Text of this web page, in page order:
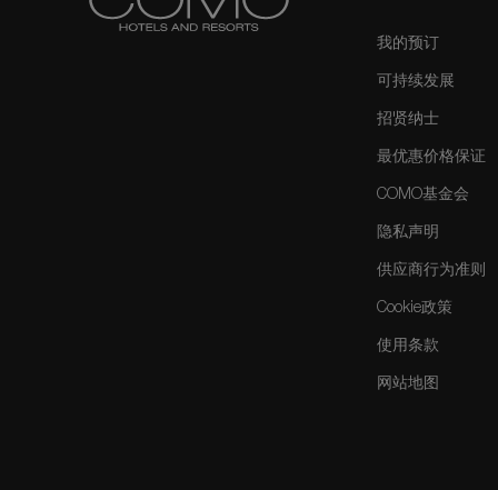
我的预订
可持续发展
招贤纳士
最优惠价格保证
COMO基金会
隐私声明
供应商行为准则
Cookie政策
使用条款
网站地图